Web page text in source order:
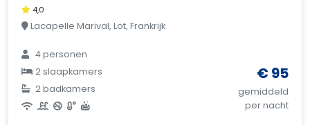
4,0
Lacapelle Marival, Lot, Frankrijk
4 personen
2 slaapkamers
2 badkamers
€ 95
gemiddeld
per nacht